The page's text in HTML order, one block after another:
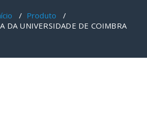
/ Produto /
DA UNIVERSIDADE DE COIMBRA